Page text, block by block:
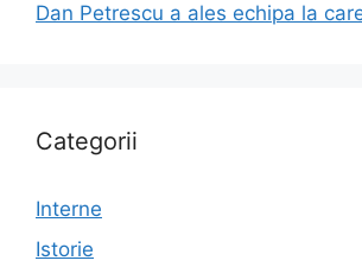
Dan Petrescu a ales echipa la
Categorii
Interne
Istorie